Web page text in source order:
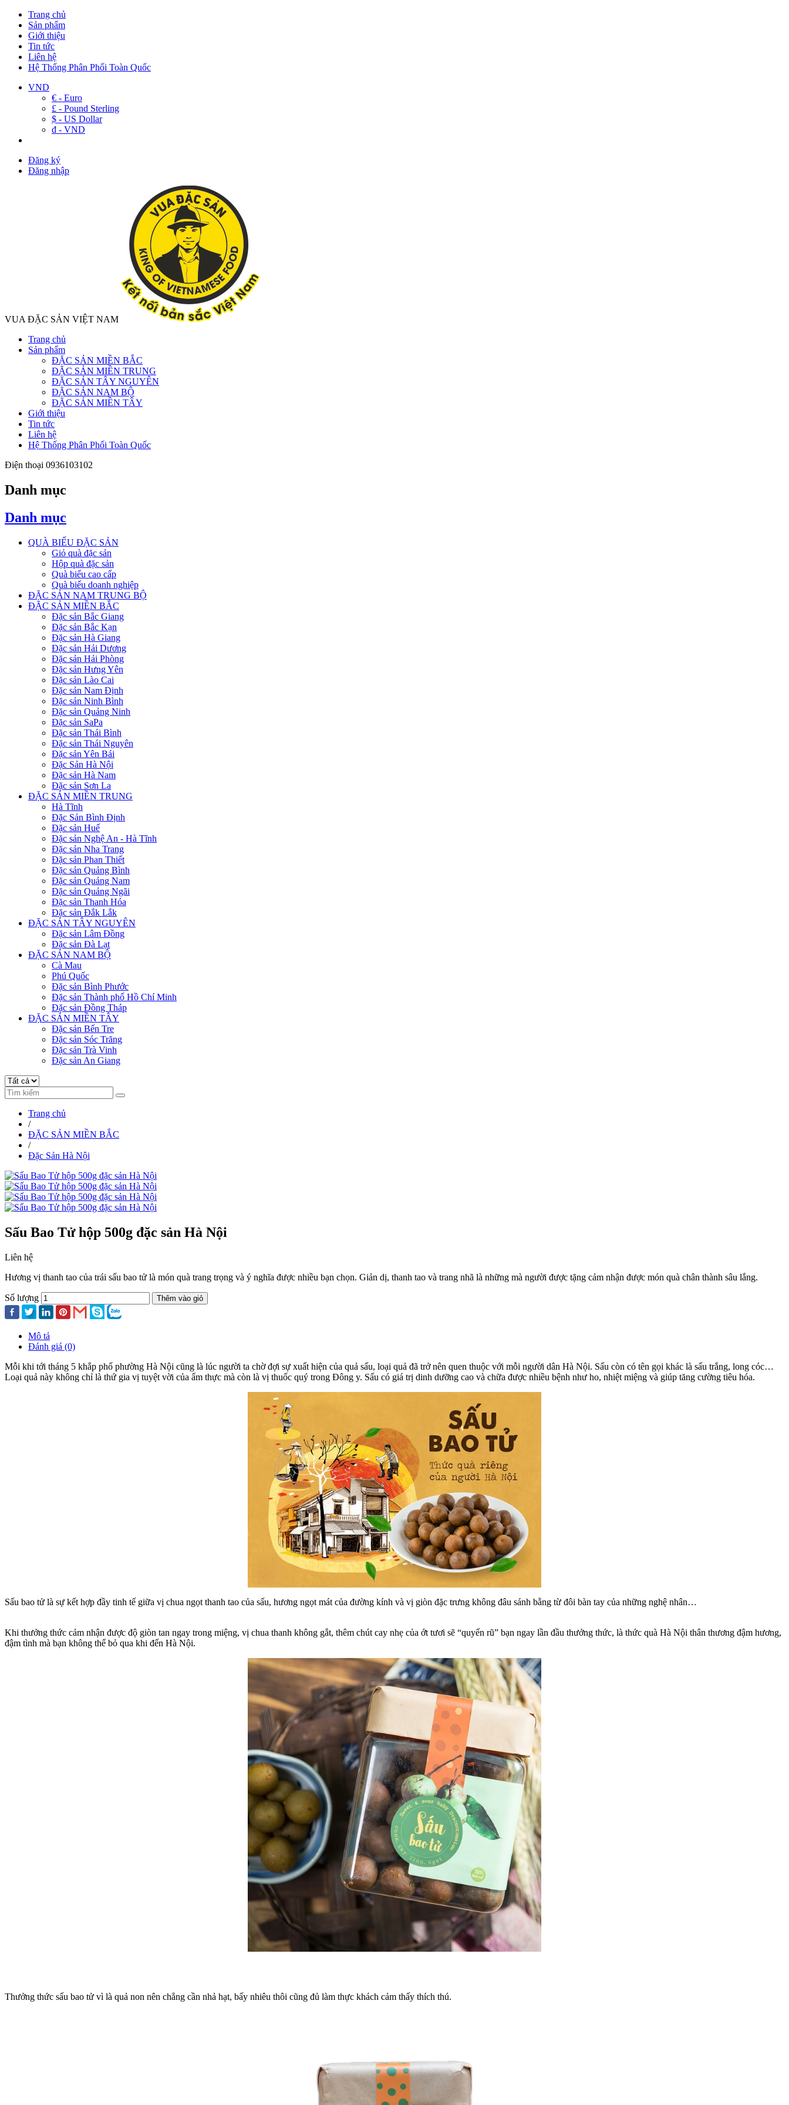
Trang chủ
Sản phẩm
Giới thiệu
Tin tức
Liên hệ
Hệ Thống Phân Phối Toàn Quốc
VND
€ - Euro
£ - Pound Sterling
$ - US Dollar
đ - VND
Đăng ký
Đăng nhập
VUA ĐẶC SẢN VIỆT NAM
Trang chủ
Sản phẩm
ĐẶC SẢN MIỀN BẮC
ĐẶC SẢN MIỀN TRUNG
ĐẶC SẢN TÂY NGUYÊN
ĐẶC SẢN NAM BỘ
ĐẶC SẢN MIỀN TÂY
Giới thiệu
Tin tức
Liên hệ
Hệ Thống Phân Phối Toàn Quốc
Điện thoại 0936103102
Danh mục
Danh mục
QUÀ BIẾU ĐẶC SẢN
Giỏ quà đặc sản
Hộp quà đặc sản
Quà biếu cao cấp
Quà biếu doanh nghiệp
ĐẶC SẢN NAM TRUNG BỘ
ĐẶC SẢN MIỀN BẮC
Đặc sản Bắc Giang
Đặc sản Bắc Kạn
Đặc sản Hà Giang
Đặc sản Hải Dương
Đặc sản Hải Phòng
Đặc sản Hưng Yên
Đặc sản Lào Cai
Đặc sản Nam Định
Đặc sản Ninh Bình
Đặc sản Quảng Ninh
Đặc sản SaPa
Đặc sản Thái Bình
Đặc sản Thái Nguyên
Đặc sản Yên Bái
Đặc Sản Hà Nội
Đặc sản Hà Nam
Đặc sản Sơn La
ĐẶC SẢN MIỀN TRUNG
Hà Tĩnh
Đặc Sản Bình Định
Đặc sản Huế
Đặc sản Nghệ An - Hà Tĩnh
Đặc sản Nha Trang
Đặc sản Phan Thiết
Đặc sản Quảng Bình
Đặc sản Quảng Nam
Đặc sản Quảng Ngãi
Đặc sản Thanh Hóa
Đặc sản Đắk Lắk
ĐẶC SẢN TÂY NGUYÊN
Đặc sản Lâm Đồng
Đặc sản Đà Lạt
ĐẶC SẢN NAM BỘ
Cà Mau
Phú Quốc
Đặc sản Bình Phước
Đặc sản Thành phố Hồ Chí Minh
Đặc sản Đồng Tháp
ĐẶC SẢN MIỀN TÂY
Đặc sản Bến Tre
Đặc sản Sóc Trăng
Đặc sản Trà Vinh
Đặc sản An Giang
Trang chủ
/
ĐẶC SẢN MIỀN BẮC
/
Đặc Sản Hà Nội
Sấu Bao Tử hộp 500g đặc sản Hà Nội
Liên hệ
Hương vị thanh tao của trái sấu bao tử là món quà trang trọng và ý nghĩa được nhiều bạn chọn. Giản dị, thanh tao và trang nhã là những mà người được tặng cảm nhận được món quà chân thành sâu lắng.
Số lượng Thêm vào giỏ
Mô tả
Đánh giá (0)
Mỗi khi tới tháng 5 khắp phố phường Hà Nội cũng là lúc người ta chờ đợi sự xuất hiện của quả sấu, loại quả đã trở nên quen thuộc với mỗi người dân Hà Nội. Sấu còn có tên gọi khác là sấu trắng, long cóc…
Loại quả này không chỉ là thứ gia vị tuyệt vời của ẩm thực mà còn là vị thuốc quý trong Đông y. Sấu có giá trị dinh dưỡng cao và chữa được nhiều bệnh như ho, nhiệt miệng và giúp tăng cường tiêu hóa.
Sấu bao tử là sự kết hợp đầy tinh tế giữa vị chua ngọt thanh tao của sấu, hương ngọt mát của đường kính và vị giòn đặc trưng không đâu sánh bằng từ đôi bàn tay của những nghệ nhân…
Khi thưởng thức cảm nhận được độ giòn tan ngay trong miệng, vị chua thanh không gắt, thêm chút cay nhẹ của ớt tươi sẽ “quyến rũ” bạn ngay lần đầu thưởng thức, là thức quà Hà Nội thân thương đậm hương,
đậm tình mà bạn không thể bỏ qua khi đến Hà Nội.
Thưởng thức sấu bao tử vì là quả non nên chẳng cần nhả hạt, bấy nhiêu thôi cũng đủ làm thực khách cảm thấy thích thú.